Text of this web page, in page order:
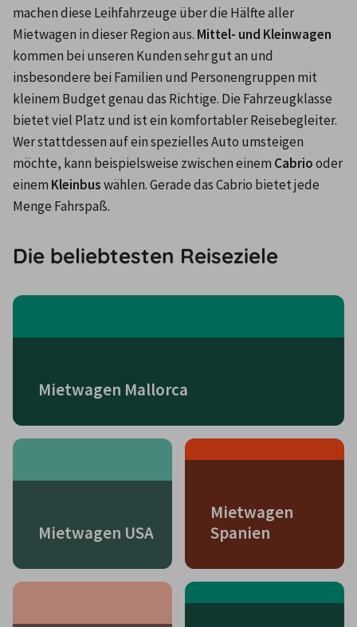
machen diese Leihfahrzeuge über die Hälfte aller
Mietwagen in dieser Region aus. Mittel- und Kleinwagen
kommen bei unseren Kunden sehr gut an und
insbesondere bei Familien und Personengruppen mit
kleinem Budget genau das Richtige. Die Fahrzeugklasse
bietet viel Platz und ist ein komfortabler Reisebegleiter.
Wer stattdessen auf ein spezielles Auto umsteigen
möchte, kann beispielsweise zwischen einem Cabrio oder
einem Kleinbus wählen. Gerade das Cabrio bietet jede
Menge Fahrspaß.
Die beliebtesten Reiseziele
Mietwagen Mallorca
Mietwagen USA
Mietwagen
Spanien